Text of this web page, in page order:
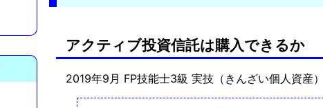
アクティブ投資信託は購入できるか
2019年9月 FP技能士3級 実技（きんざい個人資産